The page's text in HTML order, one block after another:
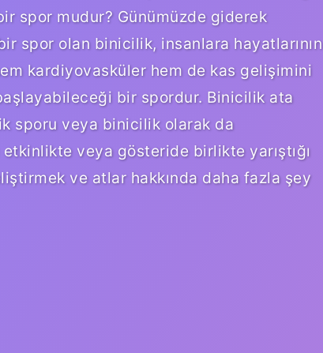
spor mudur? Günümüzde giderek
spor olan binicilik, insanlara hayatlarının
kardiyovasküler hem de kas gelişimini
bir spordur. Binicilik ata
sporu veya binicilik olarak da
etkinlikte veya gösteride birlikte yarıştığı
ve atlar hakkında daha fazla şey